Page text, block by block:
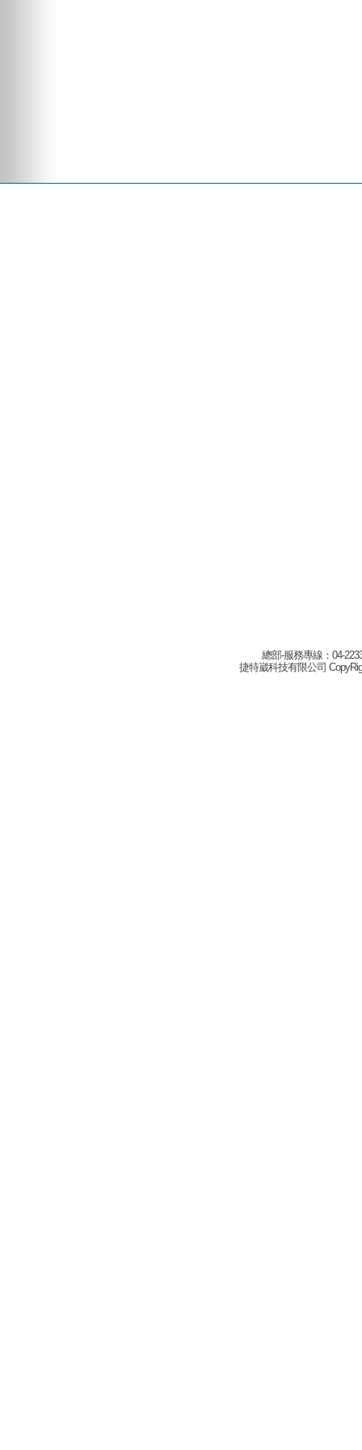
總部-服務專線：04-
捷特崴科技有限公司